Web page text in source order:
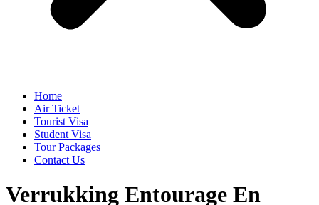
Home
Air Ticket
Tourist Visa
Student Visa
Tour Packages
Contact Us
Verrukking Entourage En